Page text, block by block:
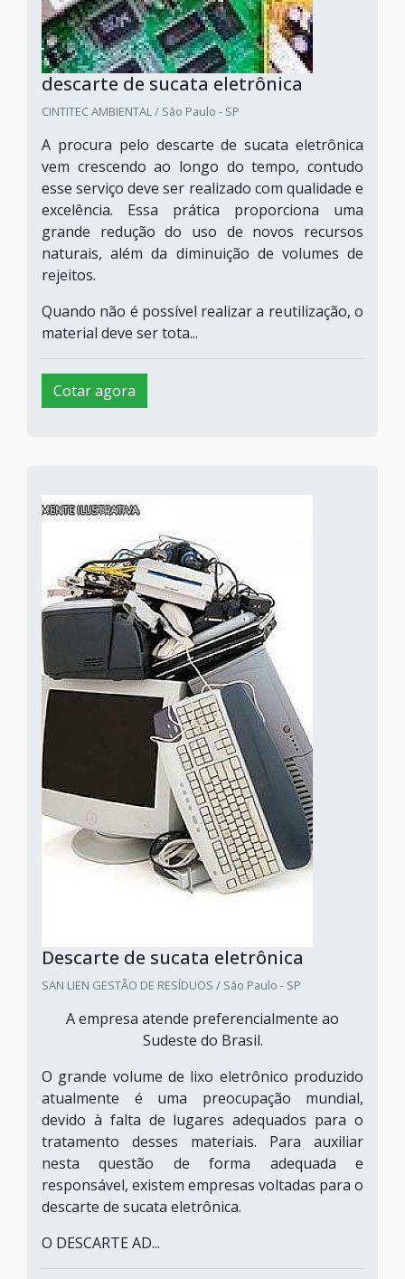
descarte de sucata eletrônica
CINTITEC AMBIENTAL / São Paulo - SP
A procura pelo descarte de sucata eletrônica
vem crescendo ao longo do tempo, contudo
esse serviço deve ser realizado com qualidade e
excelência. Essa prática proporciona uma
grande redução do uso de novos recursos
naturais, além da diminuição de volumes de
rejeitos.
Quando não é possível realizar a reutilização, o
material deve ser tota...
Cotar agora
Descarte de sucata eletrônica
SAN LIEN GESTÃO DE RESÍDUOS / São Paulo - SP
A empresa atende preferencialmente ao
Sudeste do Brasil.
O grande volume de lixo eletrônico produzido
atualmente é uma preocupação mundial,
devido à falta de lugares adequados para o
tratamento desses materiais. Para auxiliar
nesta questão de forma adequada e
responsável, existem empresas voltadas para o
descarte de sucata eletrônica.
O DESCARTE AD...